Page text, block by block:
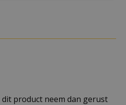
product neem dan gerust